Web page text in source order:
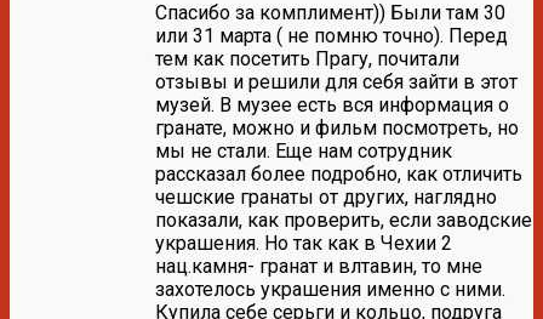
Спасибо за комплимент)) Были там 30
или 31 марта ( не помню точно). Перед
тем как посетить Прагу, почитали
отзывы и решили для себя зайти в этот
музей. В музее есть вся информация о
гранате, можно и фильм посмотреть, но
мы не стали. Еще нам сотрудник
рассказал более подробно, как отличить
чешские гранаты от других, наглядно
показали, как проверить, если заводские
украшения. Но так как в Чехии 2
нац.камня- гранат и влтавин, то мне
захотелось украшения именно с ними.
Купила себе серьги и кольцо, подруга